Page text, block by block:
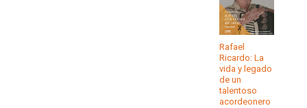
Rafael
Ricardo: La
vida y legado
de un
talentoso
acordeonero